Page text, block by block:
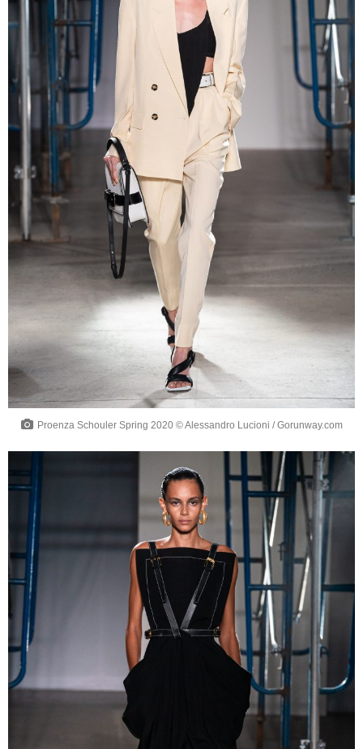
Proenza Schouler Spring 2020 © Alessandro Lucioni / Gorunway.com